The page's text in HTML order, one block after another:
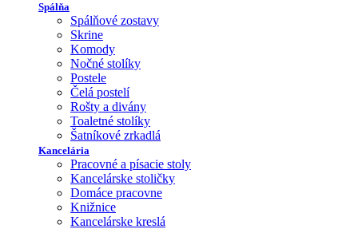
Spálňa
Spálňové zostavy
Skrine
Komody
Nočné stolíky
Postele
Čelá postelí
Rošty a divány
Toaletné stolíky
Šatníkové zrkadlá
Kancelária
Pracovné a písacie stoly
Kancelárske stoličky
Domáce pracovne
Knižnice
Kancelárske kreslá